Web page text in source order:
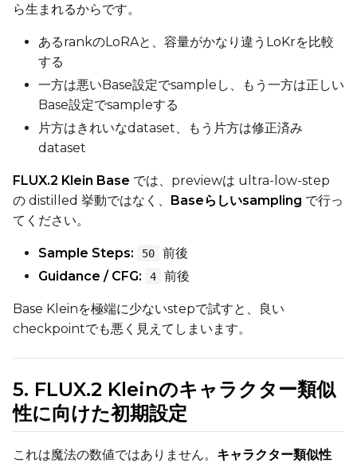
Width
Seed
LoRA Scale
ら生まれるからです。
あるrankのLoRAと、容量がかなり違うLoKrを比較
する
一方は悪いBase設定でsampleし、もう一方は正しい
Base設定でsampleする
片方はきれいなdataset、もう片方は修正済み
dataset
FLUX.2 Klein Base では、previewは ultra-low-step
の distilled 挙動ではなく、 Baseらしいsampling で行っ
てください。
Sample Steps: 50
前後
Guidance / CFG:
4 前後
Base Kleinを極端に少ないstepで試すと、良い
checkpointでも悪く見えてしまいます。
5. FLUX.2 Kleinのキャラクター類似
性に向けた初期設定
これは魔法の数値ではありません。 キャラクター類似性